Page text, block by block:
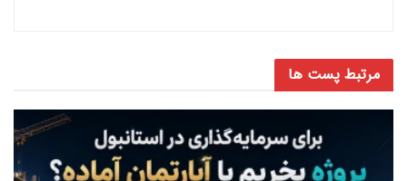
مرتبط پست ها